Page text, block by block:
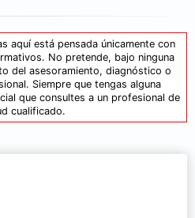
aquí está pensada únicamente con
No pretende, bajo ninguna
del asesoramiento, diagnóstico o
Siempre que tengas alguna
que consultes a un profesional de
cualificado.